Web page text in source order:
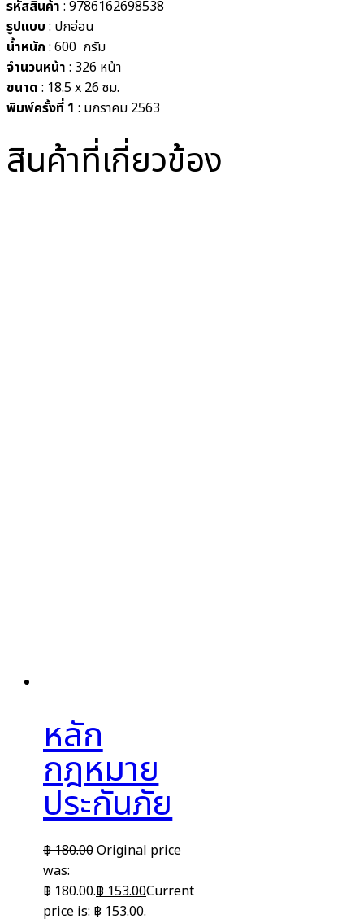
รหัสสินค้า : 9786162698538
รูปแบบ : ปกอ่อน
น้ำหนัก : 600 กรัม
จำนวนหน้า : 326 หน้า
ขนาด : 18.5 x 26 ซม.
พิมพ์ครั้งที่ 1 : มกราคม 2563
สินค้าที่เกี่ยวข้อง
หลัก
กฎหมาย
ประกันภัย
฿180.00Original price
was:
฿ 180.00.฿153.00Current
price is: ฿ 153.00.